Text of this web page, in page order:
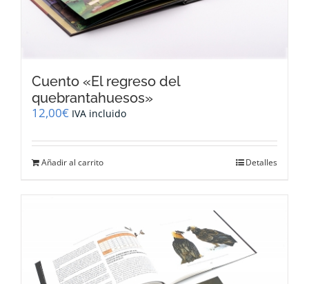
Cuento «El regreso del
quebrantahuesos»
12,00€ IVA incluido
Añadir al carrito Detalles